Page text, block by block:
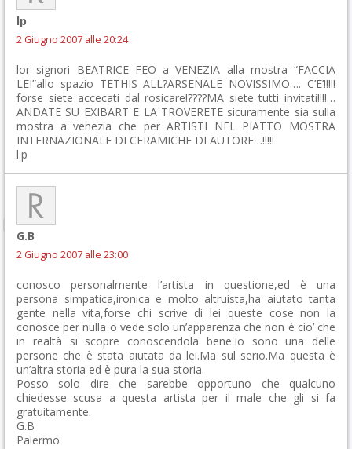
lp
2 Giugno 2007 alle 20:24
lor signori BEATRICE FEO a VENEZIA alla mostra “FACCIA
LEI”allo spazio TETHIS ALL?ARSENALE NOVISSIMO…. C’E’!!!!!
forse siete accecati dal rosicare!????MA siete tutti invitati!!!!…
ANDATE SU EXIBART E LA TROVERETE sicuramente sia sulla
mostra a venezia che per ARTISTI NEL PIATTO MOSTRA
INTERNAZIONALE DI CERAMICHE DI AUTORE…!!!!!
l.p
G.B
2 Giugno 2007 alle 23:00
conosco personalmente l’artista in questione,ed è una
persona simpatica,ironica e molto altruista,ha aiutato tanta
gente nella vita,forse chi scrive di lei queste cose non la
conosce per nulla o vede solo un’apparenza che non è cio’ che
in realtà si scopre conoscendola bene.Io sono una delle
persone che è stata aiutata da lei.Ma sul serio.Ma questa è
un’altra storia ed è pura la sua storia.
Posso solo dire che sarebbe opportuno che qualcuno
chiedesse scusa a questa artista per il male che gli si fa
gratuitamente.
G.B
Palermo